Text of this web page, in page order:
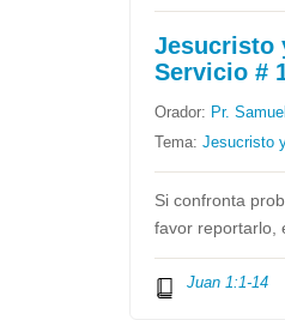
Jesucristo
Servicio #
Orador: Pr.
Tema:Jesucristo
Si confronta
favor reportarlo,
Juan 1:1-14